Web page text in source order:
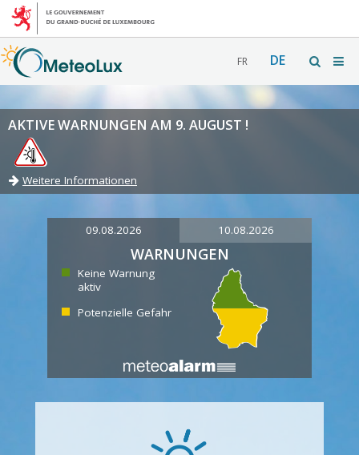
FR DE
AKTIVE WARNUNGEN AM 9. AUGUST !
Weitere Informationen
09.08.2026 10.08.2026
WARNUNGEN
Keine Warnung
aktiv
Potenzielle Gefahr